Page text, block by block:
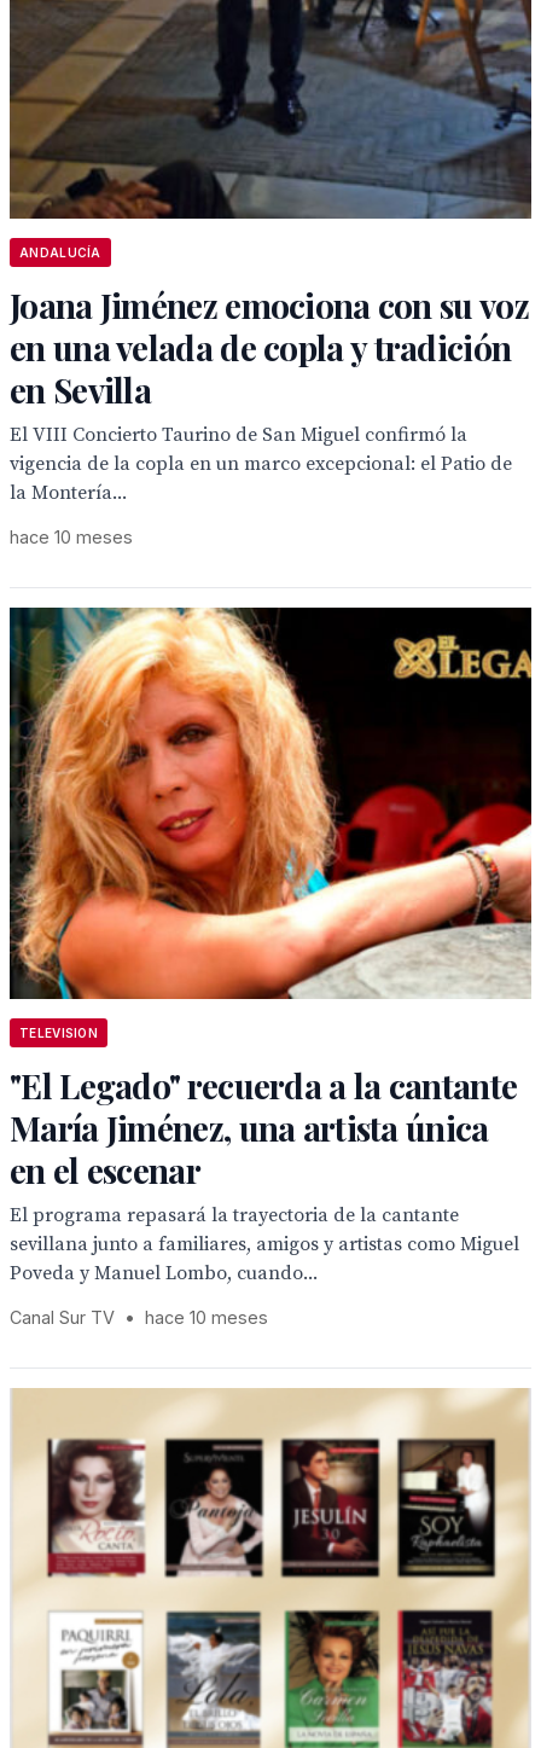
ANDALUCÍA
Joana Jiménez emociona con su voz
en una velada de copla y tradición
en Sevilla
El VIII Concierto Taurino de San Miguel confirmó la
vigencia de la copla en un marco excepcional: el Patio de
la Montería...
hace 10 meses
TELEVISION
"El Legado" recuerda a la cantante
María Jiménez, una artista única
en el escenar
El programa repasará la trayectoria de la cantante
sevillana junto a familiares, amigos y artistas como Miguel
Poveda y Manuel Lombo, cuando...
Canal Sur TV • hace 10 meses